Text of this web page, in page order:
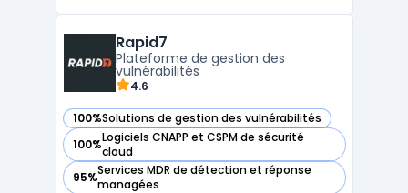
sécurité présentes dans leurs
infrastructures IT. ...
Rapid7
Plateforme de gestion des
vulnérabilités
4.6
100%Solutions de gestion des vulnérabilités
— voir Rapid7 dans cette catégorie
100%Logiciels CNAPP et CSPM de sécurité
cloud
— voir Rapid7 dans cette catégorie
95%Services MDR de détection et réponse
managées
— voir Rapid7 dans cette catégorie